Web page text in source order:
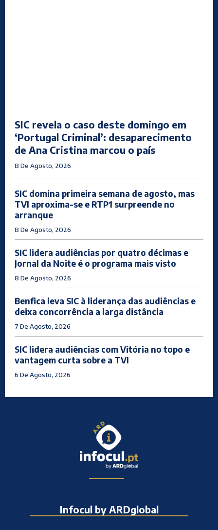
SIC revela o caso deste domingo em
‘Portugal Criminal’: desaparecimento
de Ana Cristina marcou o país
8 De Agosto, 2026
SIC domina primeira semana de agosto, mas
TVI aproxima-se e RTP1 surpreende no
arranque
8 De Agosto, 2026
SIC lidera audiências por quatro décimas e
Jornal da Noite é o programa mais visto
8 De Agosto, 2026
Benfica leva SIC à liderança das audiências e
deixa concorrência a larga distância
7 De Agosto, 2026
SIC lidera audiências com Vitória no topo e
vantagem curta sobre a TVI
6 De Agosto, 2026
Infocul by ARDglobal